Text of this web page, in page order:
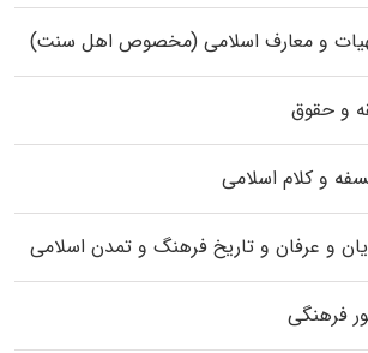
و معارف اسلامی (مخصوص اهل سنت)
و حقوق
و کلام اسلامی
و عرفان و تاریخ فرهنگ و تمدن اسلامی
فرهنگی